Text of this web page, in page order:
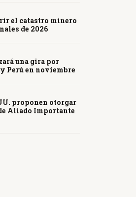
el catastro minero
de 2026
una gira por
Perú en noviembre
proponen otorgar
Aliado Importante